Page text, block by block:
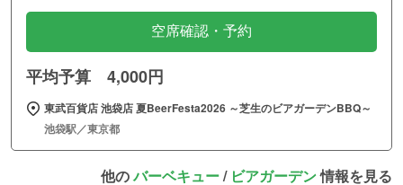
空席確認・予約
平均予算 4,000円
東武百貨店 池袋店 夏BeerFesta2026 ～芝生のビアガーデンBBQ～
池袋駅／東京都
他のバーベキュー/ ビアガーデン情報を見る